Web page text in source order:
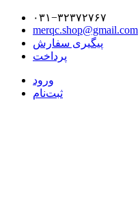
۰۳۱−۳۲۳۷۲۷۶۷
merqc.shop@gmail.com
پیگیری سفارش
پرداخت
ورود
ثبت‌نام